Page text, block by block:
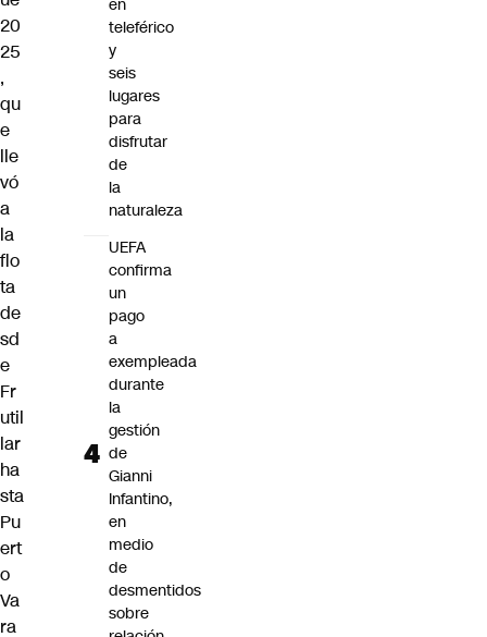
20
25
,
qu
e
lle
vó
a
la
flo
ta
de
sd
e
Fr
util
lar
ha
sta
Pu
ert
o
Va
ra
en
teleférico
y
seis
lugares
para
disfrutar
de
la
naturaleza
UEFA
confirma
un
pago
a
exempleada
durante
la
gestión
de
Gianni
Infantino,
en
medio
de
desmentidos
sobre